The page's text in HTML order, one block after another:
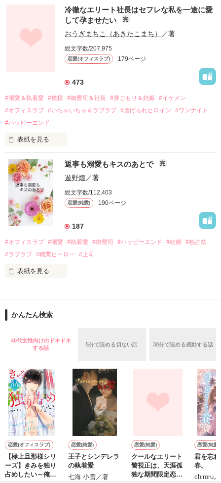
幼なじみの哲平に淡い恋心を抱いていた美桜。
しかし、ある出来事をきっかけに二人の関係は壊れてしまう。
関係修復もできないまま、美桜は両親の離婚によって
引っ越すことになり、哲平とも離れ離れになった。
それから約十二年後。
過去の傷から、二度と会いたくないと思っていた哲平に
運命のような再会を果たす。
酔った勢いで一夜を共にしてしまった。
さらに、美桜が初めてだと知った哲平は
『責任をとる、結婚しよう』と真っ直ぐに告げてきた。
戸惑う美桜とは裏腹に、好きという気持ちを隠すことなく
甘やかしてくる。
そんなある日、哲平は美桜がストーカー被害に
遭っていることを知る。
美桜を守るため、哲平は同居を提案してきて――。
夏木美桜(なつきみお)
鳴海哲平 (なるみてっぺい)
2026.6.5～2026.7.25
＊以前、公開していた話の改稿版です＊
作品を読む
冷徹なエリート社長はセフレな私を一途に愛
して孕ませたい
完
おうぎまちこ（あきたこまち） ／著
総文字数/207,975
恋愛(オフィスラブ) 179ページ
473
#溺愛＆執着愛 #俺様 #御曹司＆社長 #身ごもり＆妊娠 #イケメン
#オフィスラブ #いちゃいちゃ＆ラブラブ #虐げられヒロイン
#ワンナイト
#ハッピーエンド
表紙を見る
おかしな噂を流されて前の職場でうまくいかなかった梅田美
桜は、海外で傷心旅行をしていたところ、日本人美青年と出会
い、酒の勢いもあり一夜限りの関係となる。
帰国後、美桜は新しい職場でワンナイトした美青年と再会。
なんと彼の正体は、とある財閥御曹司にも関わらず、一族を離
れて起業した新進気鋭の実業家、社内でも冷徹だと評判な社長
――御影恭司その人だったのだ――！
なぜか恭司から飼い猫の世話係を命じられた美桜は、猫の世
の関係となってしまい――？
返事も溺愛もキスのあとで 完
遊野煌 ／著
総文字数/112,403
恋愛(純愛) 190ページ
187
#オフィスラブ #溺愛 #執着愛 #御曹司 #ハッピーエンド #結婚 #独占欲
#ラブラブ #職業ヒーロー #上司
表紙を見る
ションの企画戦略室で働いている。
めた、同期で恋人の石垣守（26）がいるのだが、後輩の姫原由
いた。
守と由羅から『便利屋雛子』と馬鹿にされ、一人こっそり泣い
た上、同居まで提案してきて──？
鷹哉『宜しくな、俺の雛子』🦅
雛子『俺の……ひぃ、雛子？！！！』🐥
シゴデキで冷徹な上司が見せる素顔は、なぜか想像以上に甘く
て……🐥💓🦅
※表紙も作中使用の画像も全てフリー素材です。
※執筆期間2026.6.3〜7.20完結です。
※他サイトさんにて恋愛トレンド1位でした〜良かったら読ん
かんたん検索
40代女性向けのドキドキ
する話
5分で読める切ない話 30分で読める感動する話
恋愛(オフィスラブ)
【極上旦那様シリ
ーズ】きみを独り
占めしたい～俺様
恋愛(純愛)
王子とシンデレラ
の執着愛
七海 小雪／著
恋愛(純愛)
クールなエリート
警視正は、天涯孤
独な期間限定恋人
恋愛(純愛)
君を忘
春。
chiroru